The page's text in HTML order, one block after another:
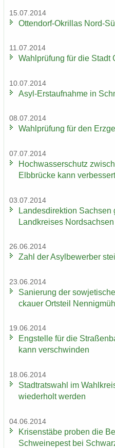
15.07.2014
Ottendorf-​Okrillas Nord-​
11.07.2014
Wahl­prü­fung für die Stadt
10.07.2014
Asyl-​Erstaufnahme in
08.07.2014
Wahl­prü­fung für den
07.07.2014
Hoch­was­ser­schutz
Elb­brü­cke kann
03.07.2014
Lan­des­di­rek­ti­on
Land­krei­ses Nord­sach­sen
26.06.2014
Zahl der Asyl­be­wer­ber
23.06.2014
Sa­nie­rung der
ckau­er Orts­teil
19.06.2014
Eng­stel­le für die
kann ver­schwin­den
18.06.2014
Stadt­rats­wahl im
wie­der­holt wer­den
04.06.2014
Kri­sen­stä­be pro­ben die
Schwei­ne­pest bei